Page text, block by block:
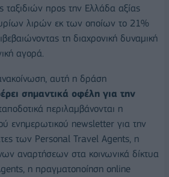
ταξιδιών προς την Ελλάδα αξίας
λιρών εκ των οποίων το 21%
τη διαχρονική δυναμική
αγορά.
αυτή η δράση
σημαντικά οφέλη για την
περιλαμβάνονται η
ενημερωτικού newsletter για την
των Personal Travel Agents, η
αναρτήσεων στα κοινωνικά δίκτυα
η πραγματοποίηση online